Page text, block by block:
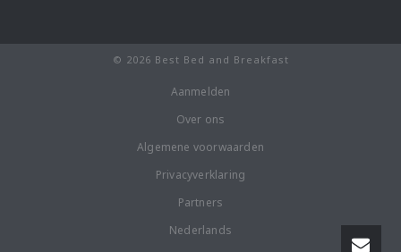
© 2026 Best Bed and Breakfast
Aanmelden
Over ons
Algemene voorwaarden
Privacyverklaring
Partners
Nederlands